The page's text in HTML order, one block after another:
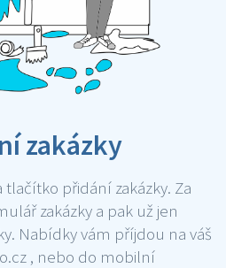
zakázky
přidání zakázky. Za
zakázky a pak už jen
Nabídky vám příjdou na váš
, nebo do mobilní